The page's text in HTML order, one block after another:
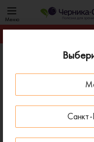
Меню
Гарантируем
Оправы
Оправа PEPE
ПОД ЗАКАЗ